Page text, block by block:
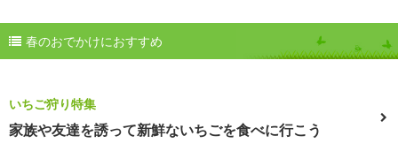
春のおでかけにおすすめ
いちご狩り特集
家族や友達を誘って新鮮ないちごを食べに行こう